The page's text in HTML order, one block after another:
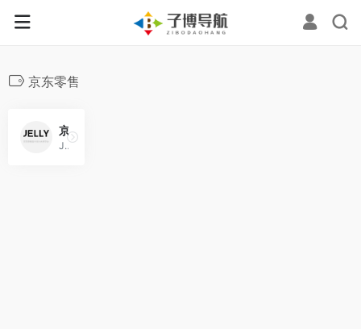
京东零售
京东设计中心
JDR Design 隶属于京东零售集团，专注于无界零售下完美购物体验的设计探索与尝试。